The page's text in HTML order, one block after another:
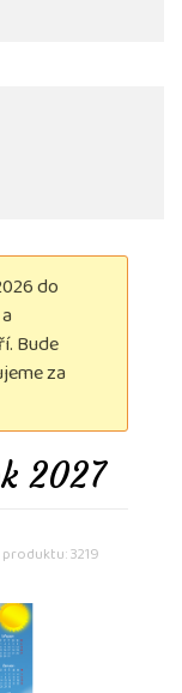
do
Bude
za
2027
3219